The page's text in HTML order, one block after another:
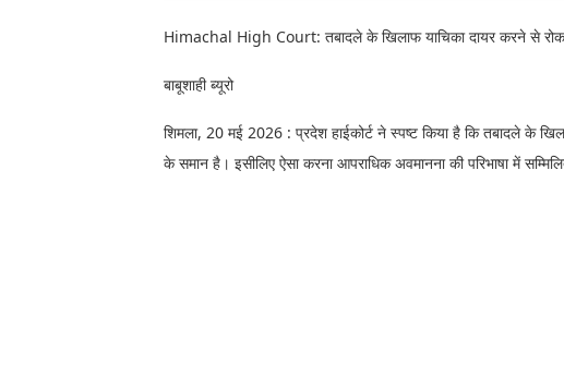
Himachal High Court: तबादले के खिलाफ याचिका दायर करने से
बाबूशाही ब्यूरो
शिमला, 20 मई 2026 : प्रदेश हाईकोर्ट ने स्पष्ट किया है कि तबादले के
के समान है। इसीलिए ऐसा करना आपराधिक अवमानना की परिभाषा में